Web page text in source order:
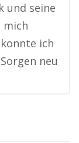
und seine
mich
ich
neu